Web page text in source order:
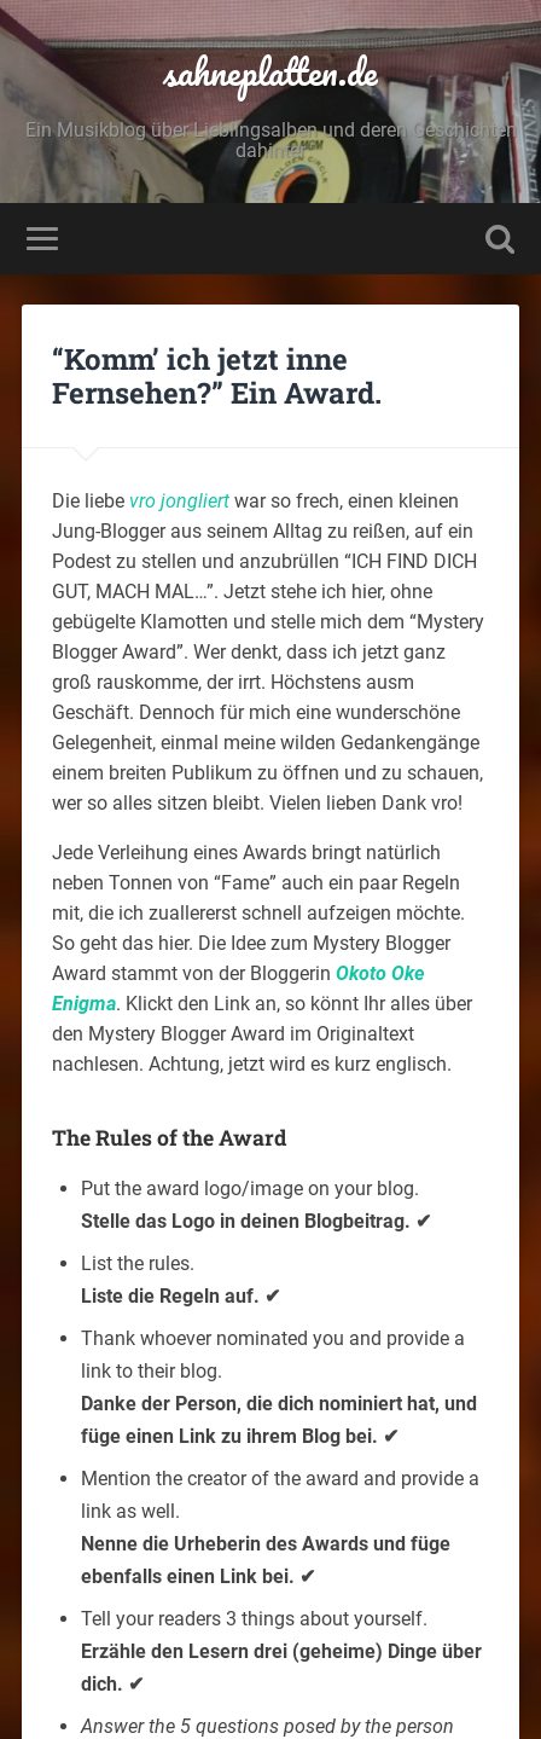
sahneplatten.de
Ein Musikblog über Lieblingsalben und deren Geschichten
dahinter
“Komm’ ich jetzt inne
Fernsehen?” Ein Award.
Die liebe vro jongliertwar so frech, einen kleinen
Jung-Blogger aus seinem Alltag zu reißen, auf ein
Podest zu stellen und anzubrüllen “ICH FIND DICH
GUT, MACH MAL…”. Jetzt stehe ich hier, ohne
gebügelte Klamotten und stelle mich dem “Mystery
Blogger Award”. Wer denkt, dass ich jetzt ganz
groß rauskomme, der irrt. Höchstens ausm
Geschäft. Dennoch für mich eine wunderschöne
Gelegenheit, einmal meine wilden Gedankengänge
einem breiten Publikum zu öffnen und zu schauen,
wer so alles sitzen bleibt. Vielen lieben Dank vro!
Jede Verleihung eines Awards bringt natürlich
neben Tonnen von “Fame” auch ein paar Regeln
mit, die ich zuallererst schnell aufzeigen möchte.
So geht das hier. Die Idee zum Mystery Blogger
Award stammt von der Bloggerin Okoto Oke
Enigma. Klickt den Link an, so könnt Ihr alles über
den Mystery Blogger Award im Originaltext
nachlesen. Achtung, jetzt wird es kurz englisch.
The Rules of the Award
Put the award logo/image on your blog.
Stelle das Logo in deinen Blogbeitrag. ✔
List the rules.
Liste die Regeln auf. ✔
Thank whoever nominated you and provide a
link to their blog.
Danke der Person, die dich nominiert hat, und
füge einen Link zu ihrem Blog bei. ✔
Mention the creator of the award and provide a
link as well.
Nenne die Urheberin des Awards und füge
ebenfalls einen Link bei. ✔
Tell your readers 3 things about yourself.
Erzähle den Lesern drei (geheime) Dinge über
dich. ✔
Answer the 5 questions posed by the person